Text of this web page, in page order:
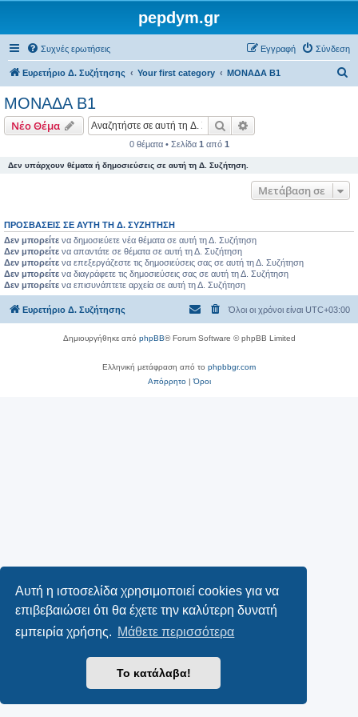
Αυτή η ιστοσελίδα χρησιμοποιεί cookies για να
επιβεβαιώσει ότι θα έχετε την καλύτερη δυνατή
εμπειρία χρήσης. Μάθετε περισσότερα
Το κατάλαβα!
pepdym.gr
Συχνές ερωτήσεις Σύνδεση
Εγγραφή
Ευρετήριο Δ. Συζήτησης Your first category ΜΟΝΑΔΑ Β1
ΜΟΝΑΔΑ Β1
Νέο Θέμα Αναζήτηση
0 θέματα • Σελίδα 1 από 1
Δεν υπάρχουν θέματα ή δημοσιεύσεις σε αυτή τη Δ. Συζήτηση.
Μετάβαση σε
ΠΡΟΣΒΆΣΕΙΣ ΣΕ ΑΥΤΉ ΤΗ Δ. ΣΥΖΉΤΗΣΗ
Δεν μπορείτε να δημοσιεύετε νέα θέματα σε αυτή τη Δ. Συζήτηση
Δεν μπορείτε να απαντάτε σε θέματα σε αυτή τη Δ. Συζήτηση
Δεν μπορείτε να επεξεργάζεστε τις δημοσιεύσεις σας σε αυτή τη Δ. Συζήτηση
Δεν μπορείτε να διαγράφετε τις δημοσιεύσεις σας σε αυτή τη Δ. Συζήτηση
Δεν μπορείτε να επισυνάπτετε αρχεία σε αυτή τη Δ. Συζήτηση
Ευρετήριο Δ. Συζήτησης Όλοι οι χρόνοι είναι UTC+03:00
Δημιουργήθηκε από phpBB® Forum Software © phpBB Limited
Ελληνική μετάφραση από το phpbbgr.com
Απόρρητο|Όροι